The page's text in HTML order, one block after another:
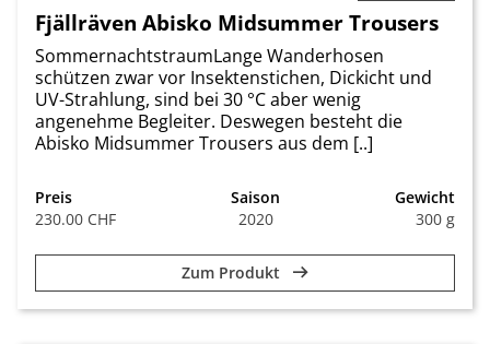
Fjällräven Abisko Midsummer Trousers
SommernachtstraumLange Wanderhosen
schützen zwar vor Insektenstichen, Dickicht und
UV-Strahlung, sind bei 30 °C aber wenig
angenehme Begleiter. Deswegen besteht die
Abisko Midsummer Trousers aus dem [..]
Preis
230.00 CHF
Saison
2020
Gewicht
300 g
Zum Produkt